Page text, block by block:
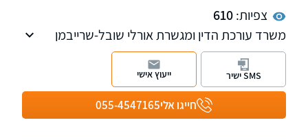
צפיות:610
משרד עורכת הדין ומגשרת אורלי שובל-שרייבמן
עוסק בחדלות פhרעון, הוצאה לפועל, ביטוח לאומי,
דיני חוזים, מסחרי-אזרחי, מקרקעין.
חייגו אלי055-4547165
SMS ישיר ייעוץ אישי